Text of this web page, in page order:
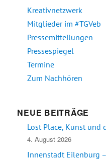
Kreativnetzwerk
Mitglieder im #TGVeb
Pressemitteilungen
Pressespiegel
Termine
Zum Nachhören
NEUE BEITRÄGE
Lost Place, Kunst
4. August 2026
Innenstadt Eilenburg